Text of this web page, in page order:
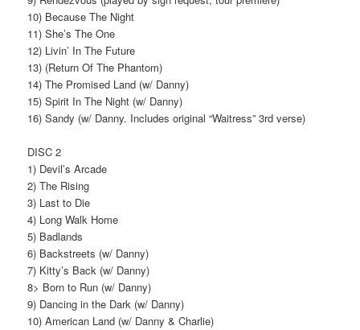
10) Because The Night
11) She’s The One
12) Livin’ In The Future
13) (Return Of The Phantom)
14) The Promised Land (w/ Danny)
15) Spirit In The Night (w/ Danny)
16) Sandy (w/ Danny. Includes original “Waitress” 3rd verse)
DISC 2
1) Devil’s Arcade
2) The Rising
3) Last to Die
4) Long Walk Home
5) Badlands
6) Backstreets (w/ Danny)
7) Kitty’s Back (w/ Danny)
8> Born to Run (w/ Danny)
9) Dancing in the Dark (w/ Danny)
10) American Land (w/ Danny & Charlie)